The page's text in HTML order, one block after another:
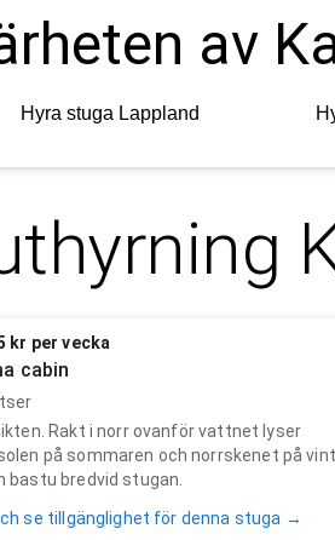
av
Hyra stuga Lappland
kr per vecka
cabin
Rakt i norr ovanför vattnet lyser
på sommaren och norrskenet på
bastu bredvid stugan.
se tillgänglighet för denna stuga →